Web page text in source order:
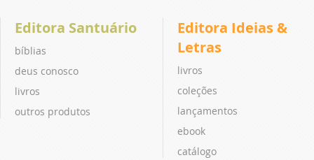
Editora Santuário
bíblias
deus conosco
livros
outros produtos
Editora Ideias &
Letras
livros
coleções
lançamentos
ebook
catálogo